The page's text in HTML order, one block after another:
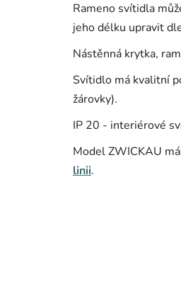
Rameno svítidla
jeho délku upravit
Nástěnná krytka,
Svítidlo má kvalitní
žárovky).
IP 20 - interiérové
Model ZWICKAU
linii.